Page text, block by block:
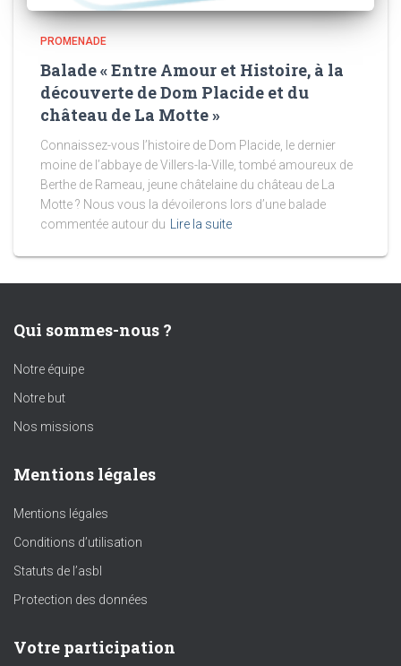
PROMENADE
Balade « Entre Amour et Histoire, à la
découverte de Dom Placide et du
château de La Motte »
Connaissez-vous l’histoire de Dom Placide, le dernier
moine de l’abbaye de Villers-la-Ville, tombé amoureux de
Berthe de Rameau, jeune châtelaine du château de La
Motte ? Nous vous la dévoilerons lors d’une balade
commentée autour du
Lire la suite
Qui sommes-nous ?
Notre équipe
Notre but
Nos missions
Mentions légales
Mentions légales
Conditions d’utilisation
Statuts de l’asbl
Protection des données
Votre participation